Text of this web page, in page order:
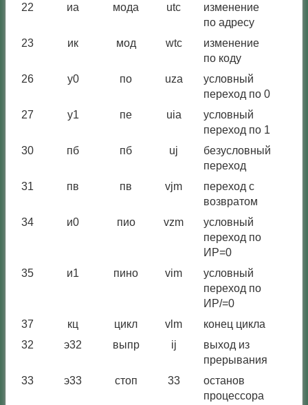
22 иа мода utc
изменение
по адресу
23 ик мод wtc
изменение
по коду
26 у0 по uza
условный
переход по 0
27 у1 пе uia
условный
переход по 1
30 пб пб uj
безусловный
переход
31 пв пв vjm
переход с
возвратом
34 и0 пио vzm
условный
переход по
ИР=0
35 и1 пино vim
условный
переход по
ИР/=0
37 кц цикл vlm конец цикла
32
э32 выпр ij
выход из
прерывания
33 э33 стоп 33
останов
процессора